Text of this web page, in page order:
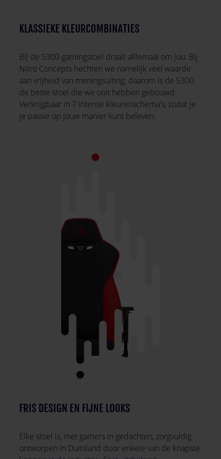
KLASSIEKE KLEURCOMBINATIES
Bij de S300-gamingstoel draait alllemaal om jou. Bij
Nitro Concepts hechten we namelijk veel waarde
aan vrijheid van meningsuiting; daarom is de S300
de beste stoel die we ooit hebben gebouwd.
Verkrijgbaar in 7 intense kleurenschema's, zodat je
je passie op jouw manier kunt beleven.
FRIS DESIGN EN FIJNE LOOKS
Elke stoel is, met gamers in gedachten, zorgvuldig
ontworpen in Duitsland door enkele van de knapste